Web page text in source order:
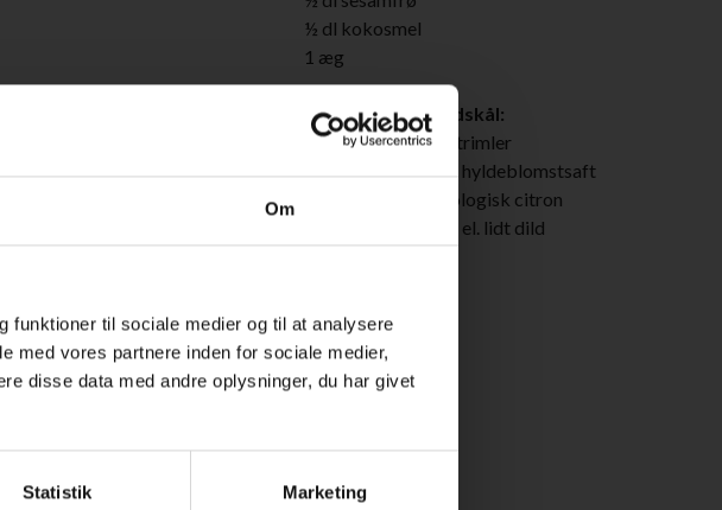
Om
funktioner til sociale medier og til at analysere
med vores partnere inden for sociale medier,
disse data med andre oplysninger, du har givet
Statistik Marketing
½ dl kokosmel
1 æg
Hyldeblomst-spidskål:
1 spidskål i tynde strimler
2½ dl koncentreret hyldeblomstsaft
revet skal fra 1 økologisk citron
hakket fennikeltop el. lidt dild
nye kartofler
?